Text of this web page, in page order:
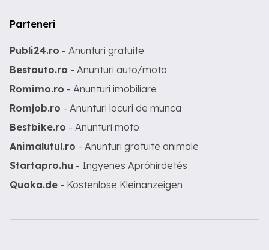
Parteneri
Publi24.ro - Anunturi gratuite
Bestauto.ro - Anunturi auto/moto
Romimo.ro - Anunturi imobiliare
Romjob.ro - Anunturi locuri de munca
Bestbike.ro - Anunturi moto
Animalutul.ro - Anunturi gratuite animale
Startapro.hu - Ingyenes Apróhirdetés
Quoka.de - Kostenlose Kleinanzeigen